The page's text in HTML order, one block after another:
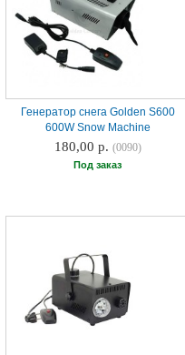
Генератор снега Golden S600
600W Snow Machine
180,00 р. (0090)
Под заказ